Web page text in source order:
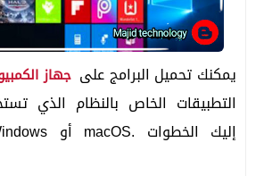
يمكنك تحميل البرامج على جهاز
التطبيقات الخاص بالنظام الذي